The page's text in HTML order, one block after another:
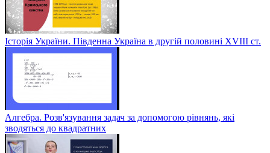
Історія України. Південна Україна в другій половині ХVІІІ ст.
Алгебра. Розв'язування задач за допомогою рівнянь, які
зводяться до квадратних